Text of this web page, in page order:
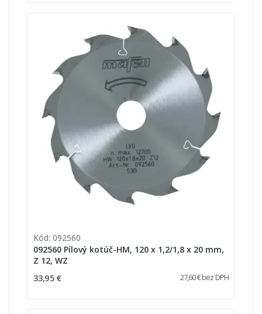
Kód: 092560
092560 Pílový kotúč-HM, 120 x 1,2/1,8 x 20 mm,
Z 12, WZ
33,95 € 27,60 € bez DPH